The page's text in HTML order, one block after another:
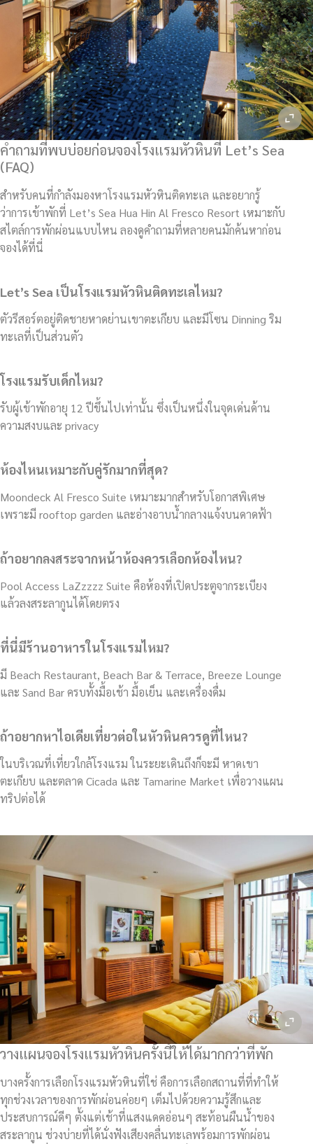
คำถามที่พบบ่อยก่อนจองโรงแรมหัวหินที่ Let’s Sea
(FAQ)
สำหรับคนที่กำลังมองหาโรงแรมหัวหินติดทะเล และอยากรู้
ว่าการเข้าพักที่ Let’s Sea Hua Hin Al Fresco Resort เหมาะกับ
สไตล์การพักผ่อนแบบไหน ลองดูคำถามที่หลายคนมักค้นหาก่อน
จองได้ที่นี่
Let’s Sea เป็นโรงแรมหัวหินติดทะเลไหม?
ตัวรีสอร์ตอยู่ติดชายหาดย่านเขาตะเกียบ และมีโซน Dinning ริม
ทะเลที่เป็นส่วนตัว
โรงแรมรับเด็กไหม?
รับผู้เข้าพักอายุ 12 ปีขึ้นไปเท่านั้น ซึ่งเป็นหนึ่งในจุดเด่นด้าน
ความสงบและ privacy
ห้องไหนเหมาะกับคู่รักมากที่สุด?
Moondeck Al Fresco Suite เหมาะมากสำหรับโอกาสพิเศษ
เพราะมี rooftop garden และอ่างอาบน้ำกลางแจ้งบนดาดฟ้า
ถ้าอยากลงสระจากหน้าห้องควรเลือกห้องไหน?
Pool Access LaZzzzz Suite คือห้องที่เปิดประตูจากระเบียง
แล้วลงสระลากูนได้โดยตรง
ที่นี่มีร้านอาหารในโรงแรมไหม?
มี Beach Restaurant, Beach Bar & Terrace, Breeze Lounge
และ Sand Bar ครบทั้งมื้อเช้า มื้อเย็น และเครื่องดื่ม
ถ้าอยากหาไอเดียเที่ยวต่อในหัวหินควรดูที่ไหน?
ในบริเวณที่เที่ยวใกล้โรงแรม ในระยะเดินถึงก็จะมี หาดเขา
ตะเกียบ และตลาด Cicada และ Tamarine Market เพื่อวางแผน
ทริปต่อได้
วางแผนจองโรงแรมหัวหินครั้งนี้ให้ได้มากกว่าที่พัก
บางครั้งการเลือกโรงแรมหัวหินที่ใช่ คือการเลือกสถานที่ที่ทำให้
ทุกช่วงเวลาของการพักผ่อนค่อยๆ เต็มไปด้วยความรู้สึกและ
ประสบการณ์ดีๆ ตั้งแต่เช้าที่แสงแดดอ่อนๆ สะท้อนผืนน้ำของ
สระลากูน ช่วงบ่ายที่ได้นั่งฟังเสียงคลื่นทะเลพร้อมการพักผ่อน